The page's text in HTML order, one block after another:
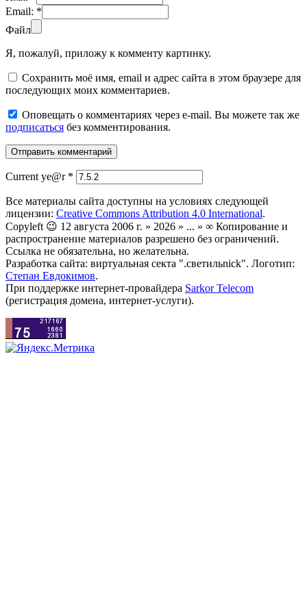
Email: *
Файл
Я, пожалуй, приложу к комменту картинку.
Сохранить моё имя, email и адрес сайта в этом браузере для
последующих моих комментариев.
Оповещать о комментариях через e-mail. Вы можете так же
подписаться без комментирования.
Current ye@r *
Все материалы сайта доступны на условиях следующей
лицензии: Creative Commons Attribution 4.0 International.
Copyleft 😉 12 августа 2006 г. » 2026 » ... » ∞ Копирование и
распространение материалов разрешено без ограничений.
Ссылка не обязательна, но желательна.
Разработка сайта: виртуальная секта ".светильnick". Логотип:
Степан Евдокимов.
При поддержке интернет-провайдера Sarkor Telecom
(регистрация домена, интернет-услуги).